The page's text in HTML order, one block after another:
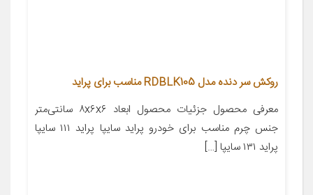
روکش سر دنده مدل RDBLK105 مناسب برای پراید
معرفی محصول جزئیات محصول ابعاد ۸x۶x۶ سانتی‌متر
جنس چرم مناسب برای خودرو پراید سایپا پراید ۱۱۱ سایپا
پراید ۱۳۱ سایپا […]